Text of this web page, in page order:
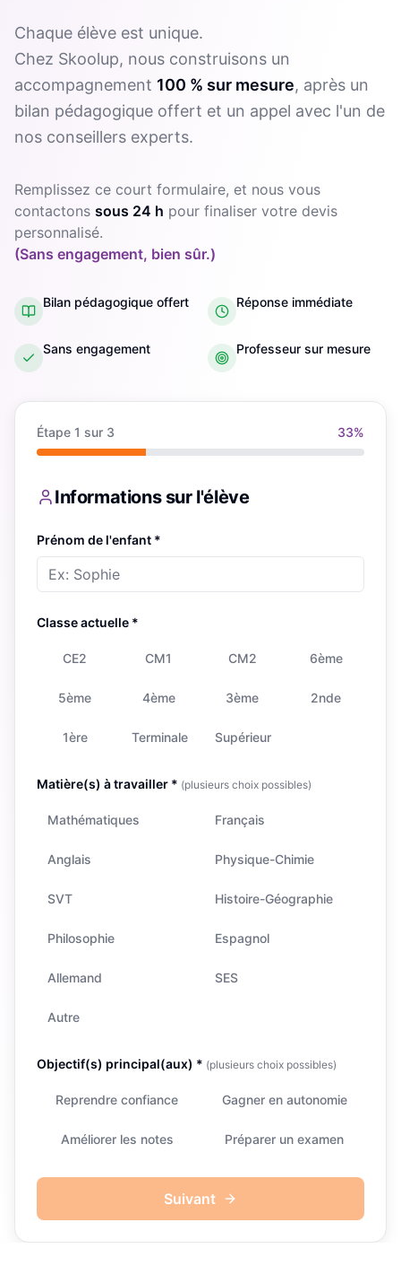
Chaque élève est unique.
Chez Skoolup, nous construisons un
accompagnement 100 % sur mesure, après un
bilan pédagogique offert et un appel avec l'un de
nos conseillers experts.
Remplissez ce court formulaire, et nous vous
contactons sous 24 h pour finaliser votre devis
personnalisé.
(Sans engagement, bien sûr.)
Bilan pédagogique offert Réponse immédiate
Sans engagement Professeur sur mesure
Étape 1 sur 3 33%
Informations sur l'élève
Prénom de l'enfant *
Classe actuelle *
CE2 CM1 CM2 6ème
5ème 4ème 3ème 2nde
1ère Terminale Supérieur
Matière(s) à travailler * (plusieurs choix possibles)
Mathématiques Français
Anglais Physique-Chimie
SVT Histoire-Géographie
Philosophie Espagnol
Allemand SES
Autre
Objectif(s) principal(aux) * (plusieurs choix possibles)
Reprendre confiance Gagner en autonomie
Améliorer les notes Préparer un examen
Suivant